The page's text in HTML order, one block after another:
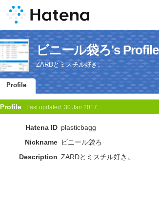
ビニール袋ろ's Profile
ZARDとミスチル好き。
Profile
Profile Last updated: 30 Jan 2017
Hatena ID plasticbagg
Nickname ビニール袋ろ
Description ZARDと ミスチル好き。